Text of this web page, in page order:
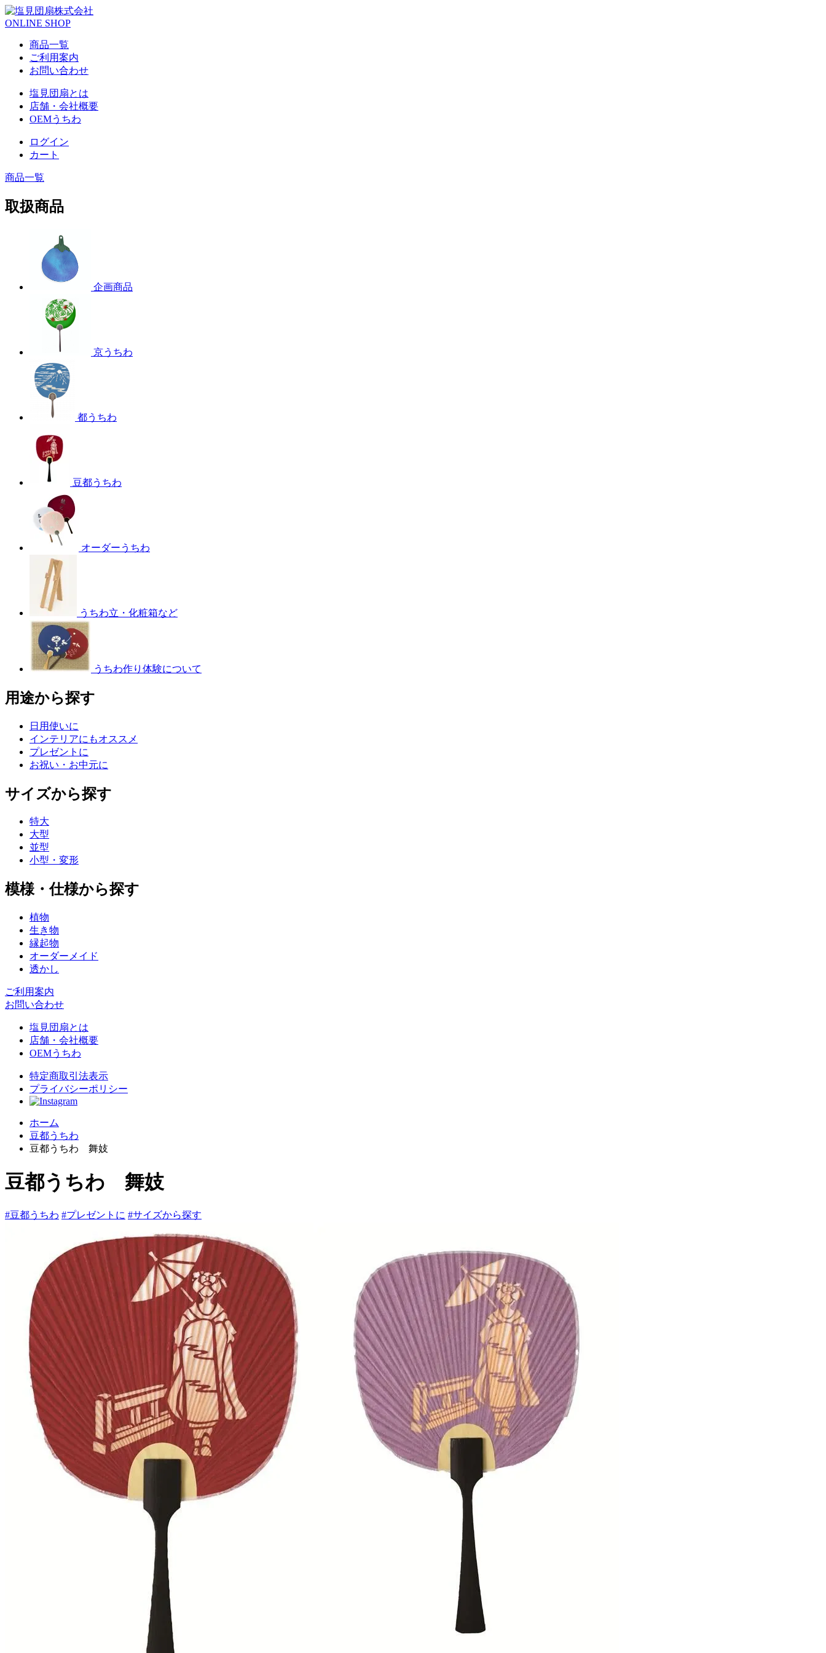
ONLINE SHOP
商品一覧
ご利用案内
お問い合わせ
塩見団扇とは
店舗・会社概要
OEMうちわ
ログイン
カート
商品一覧
取扱商品
企画商品
京うちわ
都うちわ
豆都うちわ
オーダーうちわ
うちわ立・化粧箱など
うちわ作り体験について
用途から探す
日用使いに
インテリアにもオススメ
プレゼントに
お祝い・お中元に
サイズから探す
特大
大型
並型
小型・変形
模様・仕様から探す
植物
生き物
縁起物
オーダーメイド
透かし
ご利用案内
お問い合わせ
塩見団扇とは
店舗・会社概要
OEMうちわ
特定商取引法表示
プライバシーポリシー
ホーム
豆都うちわ
豆都うちわ 舞妓
豆都うちわ 舞妓
#豆都うちわ #プレゼントに #サイズから探す